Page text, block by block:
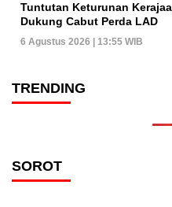
Tuntutan Keturunan
Dukung Cabut Perda LAD
6 Agustus 2026 | 13:55 WIB
TRENDING
SOROT